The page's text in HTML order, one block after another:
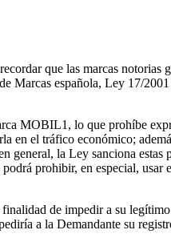
que las marcas notorias
Marcas española, Ley 17/2001
MOBIL1, lo que prohíbe
en el tráfico económico;
general, la Ley sanciona estas
prohibir, en especial, usar
de impedir a su
a la Demandante su